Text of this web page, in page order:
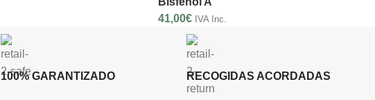
41,00€ IVA Inc.
100% GARANTIZADO RECOGIDAS ACORDADAS